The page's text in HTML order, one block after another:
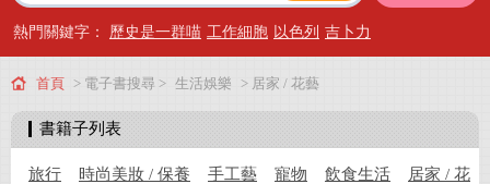
主題閱讀
出版專區
會員專屬
會員儲值方案
熱門關鍵字： 歷史是一群喵 工作細胞 以色列 吉卜力
首頁 > 電子書搜尋 > 生活娛樂 > 居家 / 花藝
書籍子列表
旅行 時尚美妝 / 保養 手工藝 寵物 飲食生活
居家 / 花